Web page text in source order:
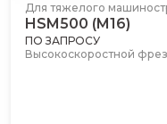
Для тяжелого
HSM500 (M16)
ПО ЗАПРОСУ
Высокоскоростной